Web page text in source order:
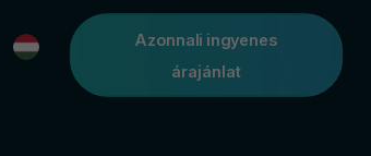
Azonnali ingyenes
árajánlat